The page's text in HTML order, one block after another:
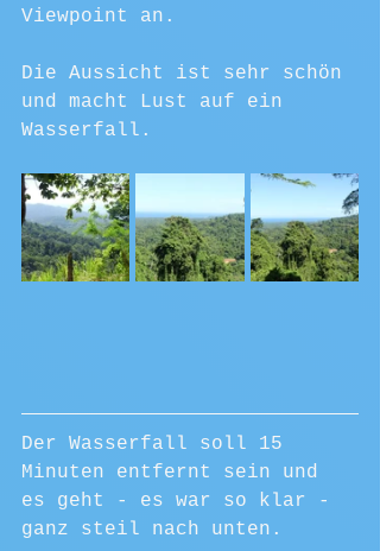
Viewpoint an.
Die Aussicht ist sehr schön
und macht Lust auf ein
Wasserfall.
Der Wasserfall soll 15
Minuten entfernt sein und
es geht - es war so klar -
ganz steil nach unten.